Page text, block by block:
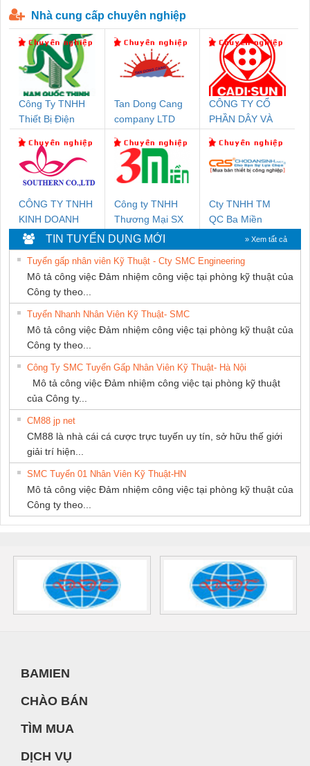
Nhà cung cấp chuyên nghiệp
Công Ty TNHH
Thiết Bị Điện
Tan Dong Cang
company LTD
CÔNG TY CỔ
PHẦN DÂY VÀ
THƯỢNG ĐÌNH
CÔNG TY TNHH
KINH DOANH
DỊCH VỤ XNK
PHƯƠNG NAM
Công ty TNHH
Thương Mại SX
Ba Miền
Cty TNHH TM
QC Ba Miền
TIN TUYỂN DỤNG MỚI » Xem tất cả
Tuyển gấp nhân viên Kỹ Thuật - Cty SMC Engineering
Mô tả công việc Đảm nhiệm công việc tại phòng kỹ thuật của
Công ty theo...
Tuyển Nhanh Nhân Viên Kỹ Thuật- SMC
Mô tả công việc Đảm nhiệm công việc tại phòng kỹ thuật của
Công ty theo...
Công Ty SMC Tuyển Gấp Nhân Viên Kỹ Thuật- Hà Nội
Mô tả công việc Đảm nhiệm công việc tại phòng kỹ thuật
của Công ty...
CM88 jp net
CM88 là nhà cái cá cược trực tuyến uy tín, sở hữu thế giới
giải trí hiện...
SMC Tuyển 01 Nhân Viên Kỹ Thuật-HN
Mô tả công việc Đảm nhiệm công việc tại phòng kỹ thuật của
Công ty theo...
BAMIEN
CHÀO BÁN
TÌM MUA
DỊCH VỤ